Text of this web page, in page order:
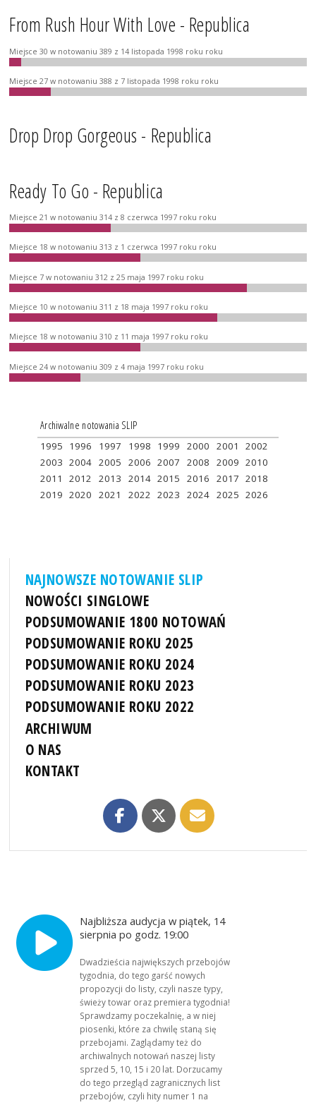
From Rush Hour With Love - Republica
Miejsce 30 w notowaniu 389 z 14 listopada 1998 roku roku
Miejsce 27 w notowaniu 388 z 7 listopada 1998 roku roku
Drop Drop Gorgeous - Republica
Ready To Go - Republica
Miejsce 21 w notowaniu 314 z 8 czerwca 1997 roku roku
Miejsce 18 w notowaniu 313 z 1 czerwca 1997 roku roku
Miejsce 7 w notowaniu 312 z 25 maja 1997 roku roku
Miejsce 10 w notowaniu 311 z 18 maja 1997 roku roku
Miejsce 18 w notowaniu 310 z 11 maja 1997 roku roku
Miejsce 24 w notowaniu 309 z 4 maja 1997 roku roku
Archiwalne notowania SLIP
1995 1996 1997 1998 1999 2000 2001
2002
2003 2004 2005 2006 2007 2008 2009 2010
2011
2012 2013 2014 2015 2016 2017 2018
2019 2020 2021 2022 2023 2024 2025 2026
NAJNOWSZE NOTOWANIE SLIP
NOWOŚCI SINGLOWE
PODSUMOWANIE 1800 NOTOWAŃ
PODSUMOWANIE ROKU 2025
PODSUMOWANIE ROKU 2024
PODSUMOWANIE ROKU 2023
PODSUMOWANIE ROKU 2022
ARCHIWUM
O NAS
KONTAKT
Najbliższa audycja w piątek, 14
sierpnia po godz. 19:00
Dwadzieścia największych przebojów
tygodnia, do tego garść nowych
propozycji do listy, czyli nasze typy,
świeży towar oraz premiera tygodnia!
Sprawdzamy poczekalnię, a w niej
piosenki, które za chwilę staną się
przebojami. Zaglądamy też do
archiwalnych notowań naszej listy
sprzed 5, 10, 15 i 20 lat. Dorzucamy
do tego przegląd zagranicznych list
przebojów, czyli hity numer 1 na